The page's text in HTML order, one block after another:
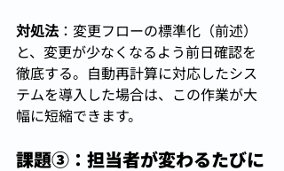
対処法 ：変更フローの標準化（前述）
と、変更が少なくなるよう前日確認を
徹底する。自動再計算に対応したシス
テムを導入した場合は、この作業が大
幅に短縮できます。
課題③：担当者が変わるたびに